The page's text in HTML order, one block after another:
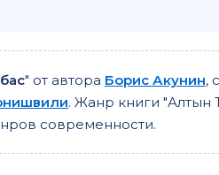
" от автора Борис Акунин,
. Жанр книги "Алтын
современности.